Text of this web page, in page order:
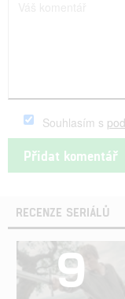
Souhlasím s
RECENZE SERIÁLŮ
9